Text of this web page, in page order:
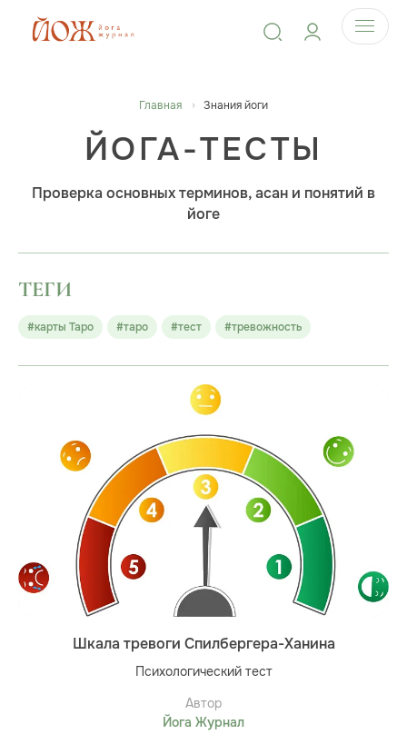
Главная Знания йоги
ЙОГА-ТЕСТЫ
Проверка основных терминов, асан и понятий в
йоге
ТЕГИ
#карты Таро #таро #тест #тревожность
Шкала тревоги Спилбергера-Ханина
Психологический тест
Автор
Йога Журнал